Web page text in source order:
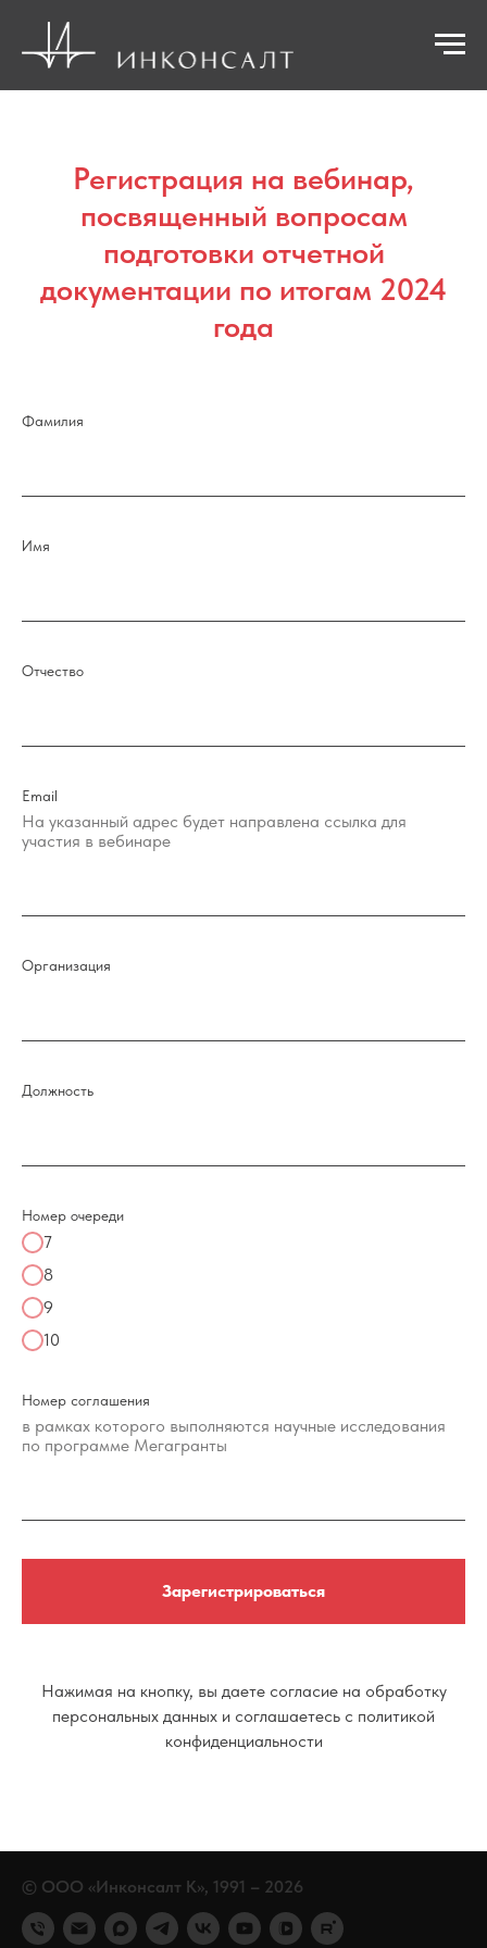
Регистрация на вебинар,
посвященный вопросам
подготовки отчетной
документации по итогам 2024
года
Фамилия
Имя
Отчество
Email
На указанный адрес будет направлена ссылка для
участия в вебинаре
Организация
Должность
Номер очереди
7
8
9
10
Номер соглашения
в рамках которого выполняются научные исследования
по программе Мегагранты
Зарегистрироваться
Нажимая на кнопку, вы даете согласие на обработку
персональных данных и соглашаетесь c политикой
конфиденциальности
© ООО «Инконсалт К», 1991 – 2026